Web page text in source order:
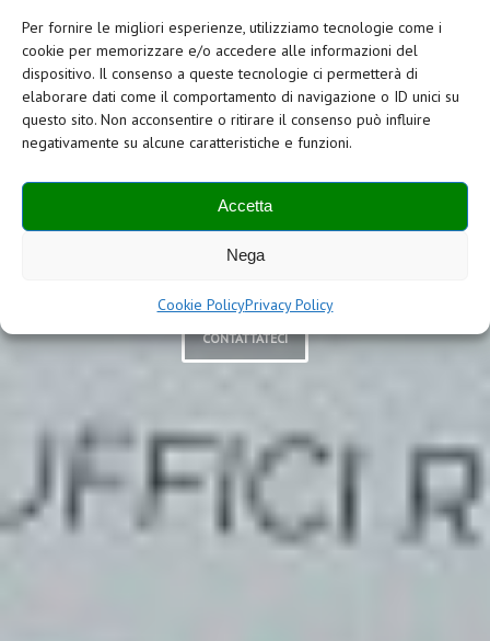
Per fornire le migliori esperienze, utilizziamo tecnologie come i
cookie per memorizzare e/o accedere alle informazioni del
dispositivo. Il consenso a queste tecnologie ci permetterà di
elaborare dati come il comportamento di navigazione o ID unici su
questo sito. Non acconsentire o ritirare il consenso può influire
negativamente su alcune caratteristiche e funzioni.
Accetta
Nega
Cookie PolicyPrivacy Policy
Eur
Il primo Centro
Uffici in Italia
CONTATTATECI